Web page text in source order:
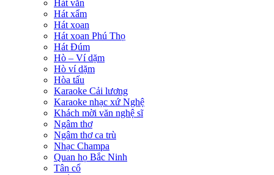
Hát văn
Hát xẩm
Hát xoan
Hát xoan Phú Thọ
Hát Đúm
Hò – Ví dặm
Hò ví dặm
Hòa tấu
Karaoke Cải lương
Karaoke nhạc xứ Nghệ
Khách mời văn nghệ sĩ
Ngâm thơ
Ngâm thơ ca trù
Nhạc Champa
Quan họ Bắc Ninh
Tân cổ